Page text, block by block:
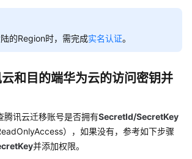
的Region时，需完成实名认证。
和目的端华为云的访问密钥并
腾讯云迁移账号是否拥有SecretId/SecretKey
），如果没有，参考如下步骤
并添加权限。